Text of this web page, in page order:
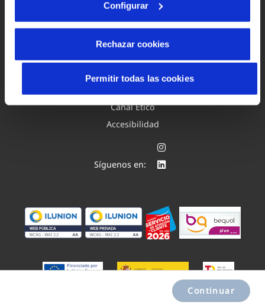
Configurar
Rechazar cookies
Permitir todas las cookies
Continuar
Mapa Web
Política de cookies
Canal Ético
Accesibilidad
Síguenos en:
Proyectos PERTE